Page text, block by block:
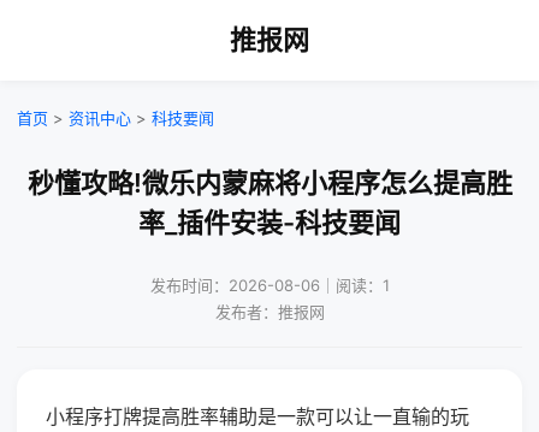
推报网
首页 > 资讯中心 > 科技要闻
秒懂攻略!微乐内蒙麻将小程序怎么提高胜
率_插件安装-科技要闻
发布时间：2026-08-06｜阅读：1
发布者：推报网
小程序打牌提高胜率辅助是一款可以让一直输的玩